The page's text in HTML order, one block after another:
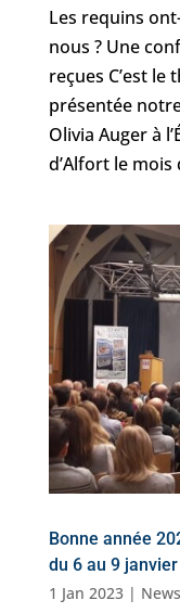
Les requins
nous ? Une
reçues C’est le
présentée
Olivia Auger à
d’Alfort le mois
Bonne année
du 6 au 9 janvier
1 Jan 2023| News